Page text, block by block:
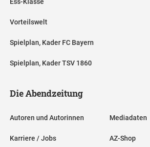
Ess-Klasse
Vorteilswelt
Spielplan, Kader FC Bayern
Spielplan, Kader TSV 1860
Die Abendzeitung
Autoren und Autorinnen
Karriere / Jobs
Mediadaten
AZ-Shop